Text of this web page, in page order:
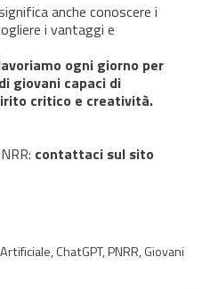
anche conoscere i
i vantaggi e
ogni giorno per
giovani capaci di
critico e creatività.
contattaci sul sito
ChatGPT,PNRR,Giovani